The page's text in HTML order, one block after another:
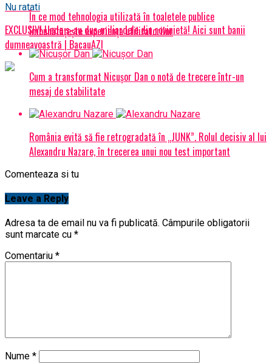
Nu ratati
EXCLUSIV! Unde s-au dus miliardele din rovinietă! Aici sunt banii
dumneavoastră | BacauAZI
În ce mod tehnologia utilizată în toaletele publice
îmbunătățește experiența utilizatorilor
Cum a transformat Nicușor Dan o notă de trecere într-un
mesaj de stabilitate
România evită să fie retrogradată în „JUNK”. Rolul decisiv al lui
Alexandru Nazare, în trecerea unui nou test important
Comenteaza si tu
Leave a Reply
Adresa ta de email nu va fi publicată. Câmpurile obligatorii
sunt marcate cu *
Comentariu *
Nume *